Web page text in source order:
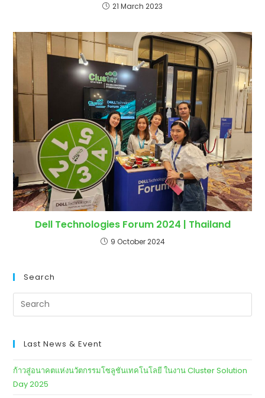
(2023) Ransomware Protection
Dell Technologies Forum 2024 | Thailand
Search
Last News & Event
ก้าวสู่อนาคตแห่งนวัตกรรมโซลูชันเทคโนโลยี ในงาน Cluster Solution